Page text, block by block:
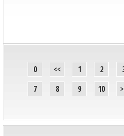
0 << 1 2
7
8 9 10